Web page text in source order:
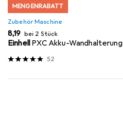
MENGENRABATT
Zubehör Maschine
EUR
8,19 bei 2 Stück
Einhell PXC Akku-Wandhalterung
52